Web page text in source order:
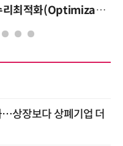
AI 시대의 의사결정을 바꾸는 수리최적화(Optimization): 실제 산업 적용 사례와 활용 전략
상장보다 상폐기업 더